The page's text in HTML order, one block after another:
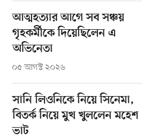
আত্মহত্যার আগে সব সঞ্চয়
গৃহকর্মীকে দিয়েছিলেন এ
অভিনেতা
০৫ আগস্ট ২০২৬
সানি লিওনিকে নিয়ে সিনেমা,
বিতর্ক নিয়ে মুখ খুললেন মহেশ
ভাট